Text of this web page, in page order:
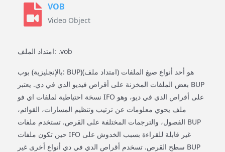
VOB
Video Object
امتداد الملف: .vob
بوب (بالإنجليزية: BUP)‏ هو أحد أنواع صيغ الملفات (امتداد ملف)
بعض الملفات المخزنة على أقراص فيديو الدي في دي. يعتبر BUP
نسخة احتياطية لملفات اي فو IFO على أقراص الدي في ديو، وهو
ملف يحوي معلومات عن ترتيب وتنظيم المسارات، القوائم،
الفصول، والترجمات المختلفة على القرص. تستخدم ملفات BUP
حين تكون ملفات IFO غير قابلة للقراءة بسبب الخدوش على
سطح القرص. تسخدم أقراص الدي في دي أنواع أخرى غير BUP